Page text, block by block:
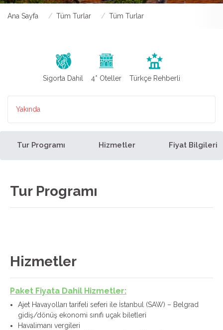
Ana Sayfa Tüm Turlar Tüm Turlar
Sigorta Dahil 4* Oteller Türkçe Rehberli
Yakında
Tur Programı Hizmetler Fiyat Bilgileri
Tur Programı
Hizmetler
Paket Fiyata Dahil Hizmetler:
Ajet Havayolları tarifeli seferi ile İstanbul (SAW) – Belgrad
gidiş/dönüş ekonomi sınıfı uçak biletleri
Havalimanı vergileri